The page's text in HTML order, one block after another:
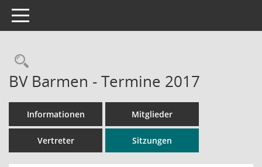
Toggle navigation
Rechercheauswahl
BV Barmen - Termine 2017
Informationen Mitglieder
Vertreter Sitzungen